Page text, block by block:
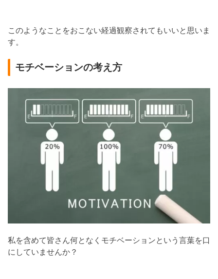
このようなことをおこない経過観察されてもいいと思いま
す。
モチベーションの考え方
私を含めて皆さん何となくモチベーションという言葉を口
にしていませんか？